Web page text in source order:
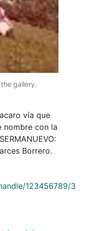
gallery.
vía que
nombre con la
Borrero.
123456789/3